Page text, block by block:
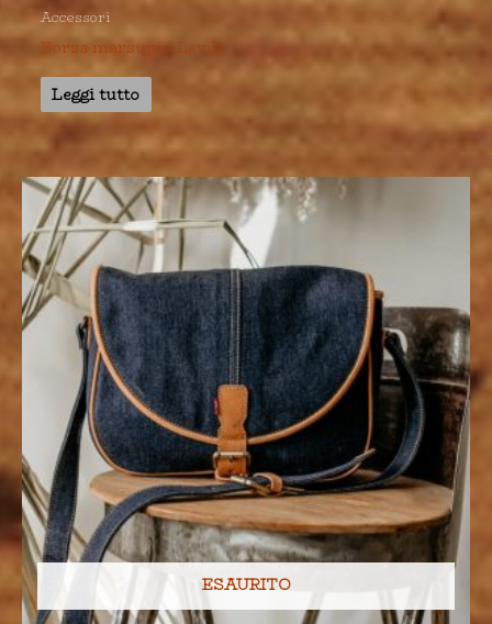
Accessori
Borsa marsupio Levi’s
Leggi tutto
ESAURITO